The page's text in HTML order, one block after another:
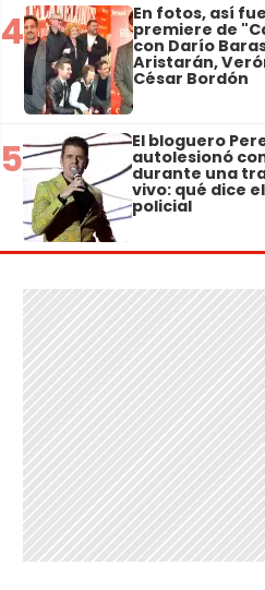
4 En fotos, así
premiere de
con Darío
Aristarán,
César Bordón
5 El bloguero
autolesionó
durante una
vivo: qué dice
policial